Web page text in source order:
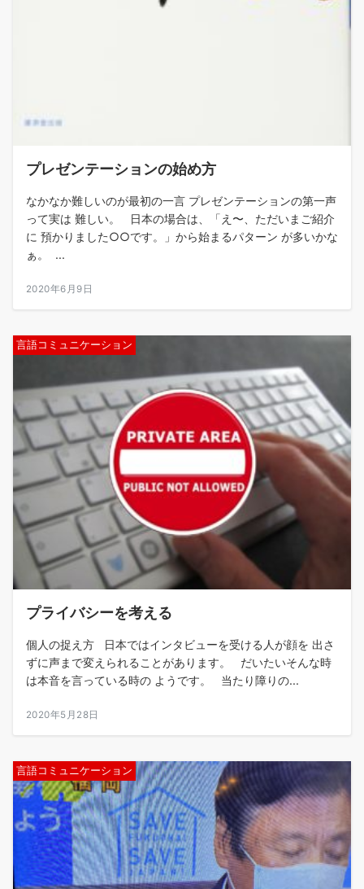
プレゼンテーションの始め方
なかなか難しいのが最初の一言 プレゼンテーションの第一声
って実は 難しい。 日本の場合は、「え〜、ただいまご紹介
に 預かりました○○です。」から始まるパターン が多いかな
ぁ。 ...
2020年6月9日
言語コミュニケーション
プライバシーを考える
個人の捉え方 日本ではインタビューを受ける人が顔を 出さ
ずに声まで変えられることがあります。 だいたいそんな時
は本音を言っている時の ようです。 当たり障りの...
2020年5月28日
言語コミュニケーション